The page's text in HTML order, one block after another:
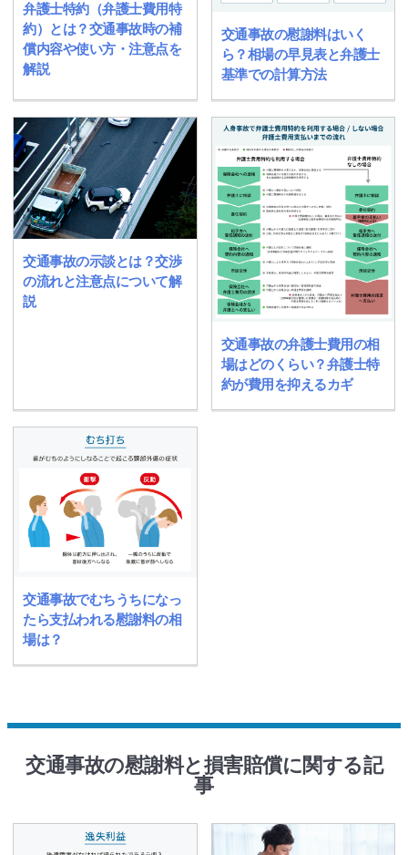
弁護士特約（弁護士費用特
約）とは？交通事故時の補
償内容や使い方・注意点を
解説
交通事故の慰謝料はいく
ら？相場の早見表と弁護士
基準での計算方法
交通事故の示談とは？交渉
の流れと注意点について解
説
交通事故の弁護士費用の相
場はどのくらい？弁護士特
約が費用を抑えるカギ
交通事故でむちうちになっ
たら支払われる慰謝料の相
場は？
交通事故の慰謝料と損害賠償に関する記
事